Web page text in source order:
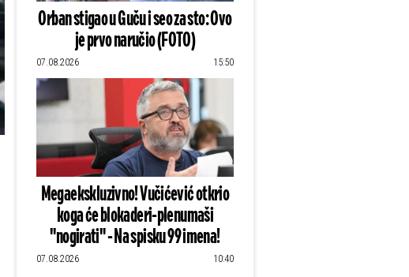
Orban stigao u Guču i seo za sto: Ovo
je prvo naručio (FOTO)
07.08.2026 15:50
Megaekskluzivno! Vučićević otkrio
koga će blokaderi-plenumaši
"nogirati" - Na spisku 99 imena!
07.08.2026 10:40